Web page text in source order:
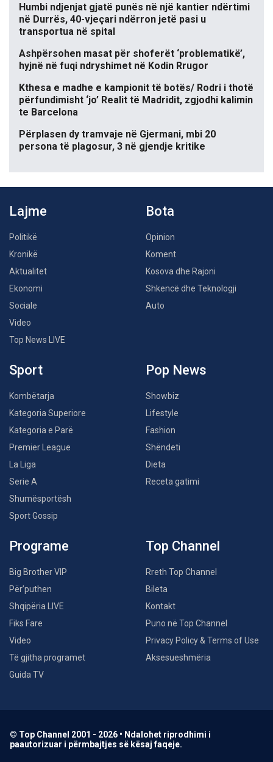
Humbi ndjenjat gjatë punës në një kantier ndërtimi
në Durrës, 40-vjeçari ndërron jetë pasi u
transportua në spital
Ashpërsohen masat për shoferët ‘problematikë’,
hyjnë në fuqi ndryshimet në Kodin Rrugor
Kthesa e madhe e kampionit të botës/ Rodri i thotë
përfundimisht ‘jo’ Realit të Madridit, zgjodhi kalimin
te Barcelona
Përplasen dy tramvaje në Gjermani, mbi 20
persona të plagosur, 3 në gjendje kritike
Lajme
Politikë
Kronikë
Aktualitet
Ekonomi
Sociale
Video
Top News LIVE
Bota
Opinion
Koment
Kosova dhe Rajoni
Shkencë dhe Teknologji
Auto
Sport
Kombëtarja
Kategoria Superiore
Kategoria e Parë
Premier League
La Liga
Serie A
Shumësportësh
Sport Gossip
Pop News
Showbiz
Lifestyle
Fashion
Shëndeti
Dieta
Receta gatimi
Programe
Big Brother VIP
Për’puthen
Shqipëria LIVE
Fiks Fare
Video
Të gjitha programet
Guida TV
Top Channel
Rreth Top Channel
Bileta
Kontakt
Puno në Top Channel
Privacy Policy & Terms of Use
Aksesueshmëria
© Top Channel 2001 - 2026 • Ndalohet riprodhimi i
paautorizuar i përmbajtjes së kësaj faqeje.